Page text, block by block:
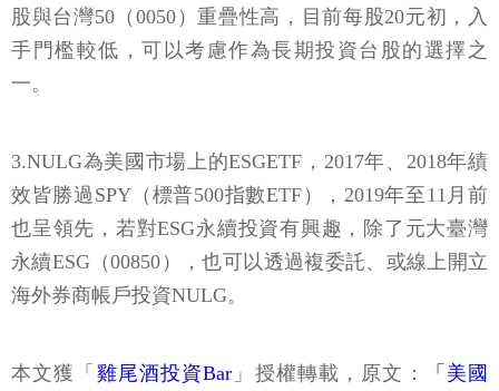
股與台灣50（0050）重疊性高，目前每股20元初，入
手門檻較低，可以考慮作為長期投資台股的選擇之
一。
3.NULG為美國市場上的ESGETF，2017年、2018年績
效皆勝過SPY（標普500指數ETF），2019年至11月前
也呈領先，若對ESG永續投資有興趣，除了元大臺灣
永續ESG（00850），也可以透過複委託、或線上開立
海外券商帳戶投資NULG。
本文獲「 雞尾酒投資Bar 」授權轉載，原文：
「美國